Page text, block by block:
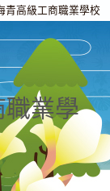
青高級工商職業學校
業學